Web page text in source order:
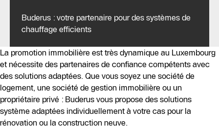
Buderus : votre partenaire pour des systèmes de
chauffage efficients
La promotion immobilière est très dynamique au Luxembourg
et nécessite des partenaires de confiance compétents avec
des solutions adaptées. Que vous soyez une société de
logement, une société de gestion immobilière ou un
propriétaire privé : Buderus vous propose des solutions
système adaptées individuellement à votre cas pour la
rénovation ou la construction neuve.